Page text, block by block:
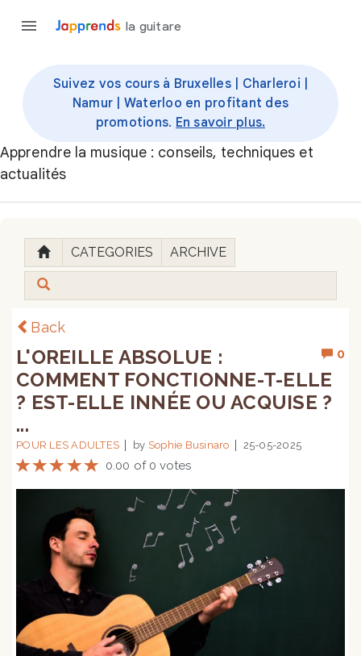
la guitare
Suivez vos cours à Bruxelles | Charleroi |
Namur | Waterloo en profitant des
promotions. En savoir plus.
Apprendre la musique : conseils, techniques et
actualités
CATEGORIES ARCHIVE
Back
0
L'OREILLE ABSOLUE :
COMMENT FONCTIONNE-T-ELLE
? EST-ELLE INNÉE OU ACQUISE ?
...
POUR LES ADULTES by Sophie Businaro 25-05-2025
0.00 of 0 votes